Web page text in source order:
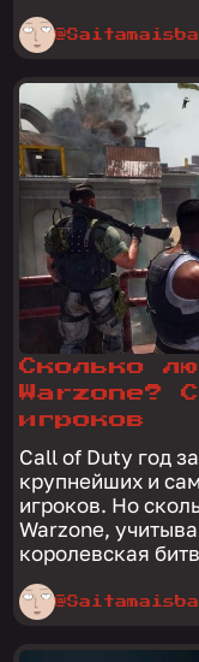
Сколько
Warzone?
игроков
Call of Duty год
крупнейших и
игроков. Но
Warzone,